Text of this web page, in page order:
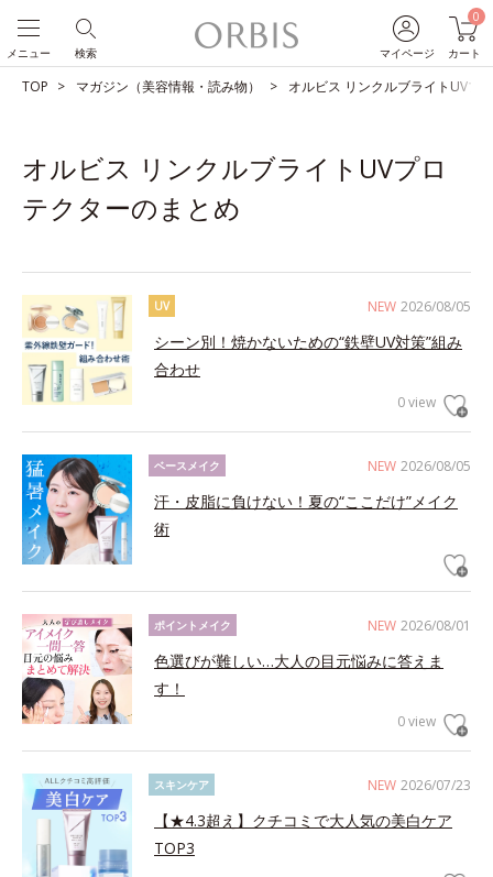
マイページ
0
カート
検索
メニュー
TOP マガジン（美容情報・読み物） オルビス リンクルブライトUVプ
オルビス リンクルブライトUVプロ
テクターのまとめ
NEW 2026/08/05
UV
シーン別！焼かないための“鉄壁UV対策”組み
合わせ
0 view
NEW 2026/08/05
ベースメイク
汗・皮脂に負けない！夏の“ここだけ”メイク
術
NEW 2026/08/01
ポイントメイク
色選びが難しい…大人の目元悩みに答えま
す！
0 view
NEW 2026/07/23
スキンケア
【★4.3超え】クチコミで大人気の美白ケア
TOP3